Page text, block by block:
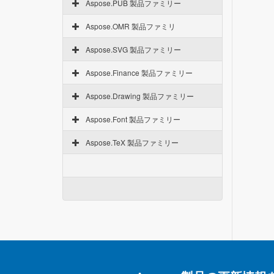
Aspose.PUB 製品ファミリー
Aspose.OMR 製品ファミリ
Aspose.SVG 製品ファミリー
Aspose.Finance 製品ファミリー
Aspose.Drawing 製品ファミリー
Aspose.Font 製品ファミリー
Aspose.TeX 製品ファミリー